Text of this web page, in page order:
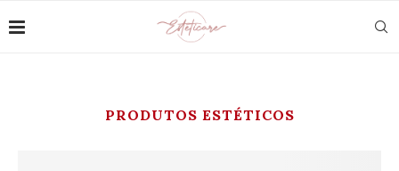
PRODUTOS ESTÉTICOS